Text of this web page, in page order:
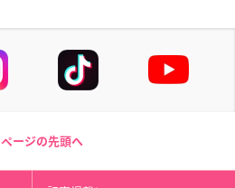
ページの先頭へ